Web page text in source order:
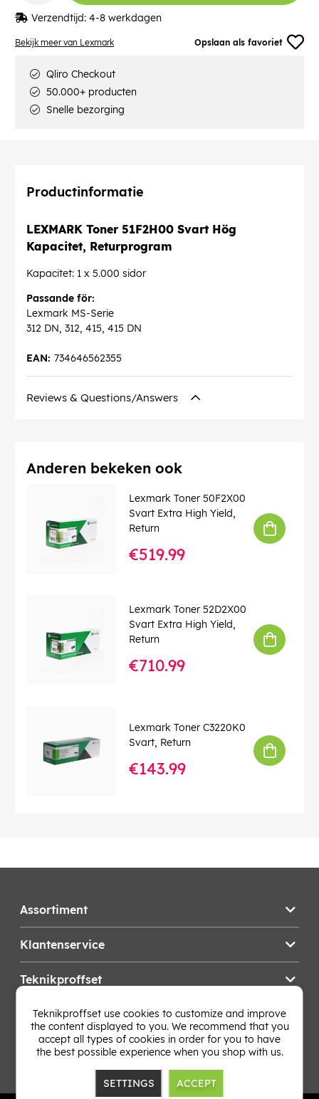
Bekijk meer van Lexmark Opslaan als favoriet
Verzendtijd: 4-8 werkdagen
Qliro Checkout
50.000+ producten
Snelle bezorging
Productinformatie
LEXMARK Toner 51F2H00 Svart Hög
Kapacitet, Returprogram
Kapacitet: 1 x 5.000 sidor
Passande för:
Lexmark MS-Serie
312 DN, 312, 415, 415 DN
734646562355
EAN:
Reviews & Questions/Answers
Anderen bekeken ook
Lexmark Toner 50F2X00
Svart Extra High Yield,
Return
€519.99
Lexmark Toner 52D2X00
Svart Extra High Yield,
Return
€710.99
Lexmark Toner C3220K0
Svart, Return
€143.99
Assortiment
Klantenservice
Teknikproffset
Wijzig Land
Teknikproffset use cookies to customize and improve
the content displayed to you. We recommend that you
accept all types of cookies in order for you to have
the best possible experience when you shop with us.
SETTINGS ACCEPT